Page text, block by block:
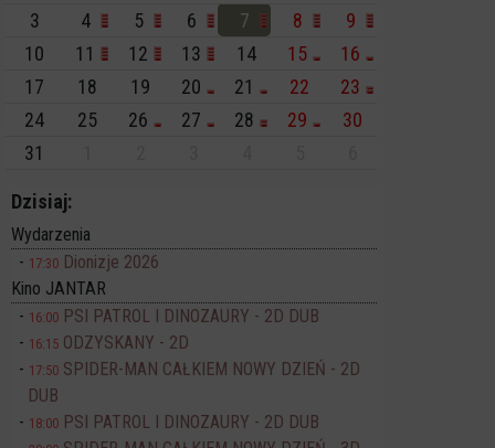
3
4 5 6 7 8
9
10
11 12 13 14 15
16
17
18 19 20 21 22
23
24
25 26 27 28 29
30
31
Dzisiaj:
Wydarzenia
17:30 Dionizje 2026
Kino JANTAR
16:00 PSI PATROL I DINOZAURY - 2D DUB
16:15 ODZYSKANY - 2D
17:50 SPIDER-MAN CAŁKIEM NOWY DZIEŃ - 2D
DUB
18:00 PSI PATROL I DINOZAURY - 2D DUB